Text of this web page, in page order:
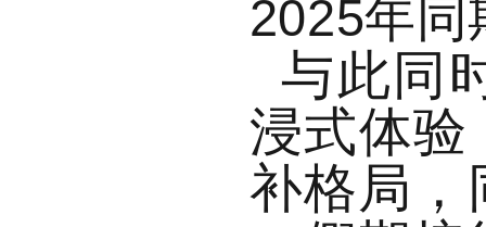
2025年同
与此同
浸式体验
补格局，